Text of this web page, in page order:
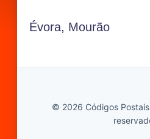
Évora, Mourão
© 2026 Códigos